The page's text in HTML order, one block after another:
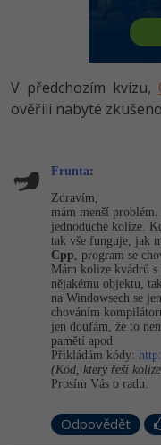
HTML5,
Testování a
React
Spring
ASP.NET
Django
Best
JavaScript
Python
UML a
MySQL/
MS-SQL
SQLite
C# Game
Tester
Systémový
Grafik / UX/
3D grafik
Projektový
Databázový
Copywriter
-
PHP -80%
Kotlin -80%
C -80%
VB.NET
SQL
Návrh SW
Algoritmy -
V předchozím kvízu,
ověřili nabyté
Frunta:
Zdravím,
mám menší
jednoduché kolize.
tak vše funguje, jak
Cpp, program se
Mám kolize kvádrů
nějakému objektu,
na Windowsech se
chováním
jen doufám, že to
pamětí apod.
Přikládám kódy:
(Kód, který řeší
Prosím Vás o radu.
Odpovědět